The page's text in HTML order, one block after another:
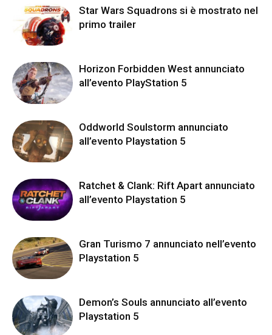
Star Wars Squadrons si è mostrato nel
primo trailer
Horizon Forbidden West annunciato
all’evento PlayStation 5
Oddworld Soulstorm annunciato
all’evento Playstation 5
Ratchet & Clank: Rift Apart annunciato
all’evento Playstation 5
Gran Turismo 7 annunciato nell’evento
Playstation 5
Demon’s Souls annunciato all’evento
Playstation 5